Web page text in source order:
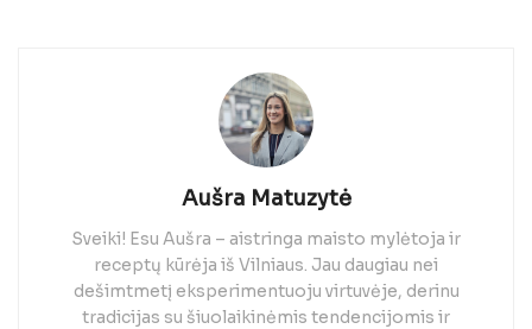
Aušra Matuzytė
Sveiki! Esu Aušra – aistringa maisto mylėtoja ir
receptų kūrėja iš Vilniaus. Jau daugiau nei
dešimtmetį eksperimentuoju virtuvėje, derinu
tradicijas su šiuolaikinėmis tendencijomis ir